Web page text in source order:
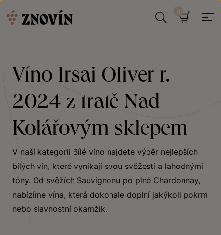
Víno Irsai Oliver r.
2024 z tratě Nad
Kolářovým sklepem
V naší kategorii Bílé víno najdete výběr nejlepších
bílých vín, které vynikají svou svěžestí a lahodnými
tóny. Od svěžích Sauvignonu po plné Chardonnay,
nabízíme vína, která dokonale doplní jakýkoli pokrm
nebo slavnostní okamžik.